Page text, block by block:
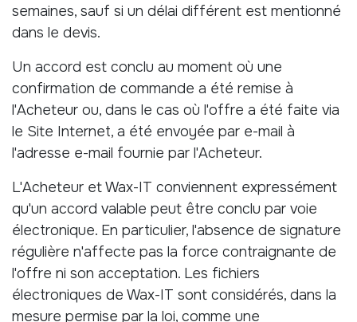
semaines, sauf si un délai différent est mentionné
dans le devis.
Un accord est conclu au moment où une
confirmation de commande a été remise à
l'Acheteur ou, dans le cas où l'offre a été faite via
le Site Internet, a été envoyée par e-mail à
l'adresse e-mail fournie par l'Acheteur.
L'Acheteur et Wax-IT conviennent expressément
qu'un accord valable peut être conclu par voie
électronique. En particulier, l'absence de signature
régulière n'affecte pas la force contraignante de
l'offre ni son acceptation. Les fichiers
électroniques de Wax-IT sont considérés, dans la
mesure permise par la loi, comme une